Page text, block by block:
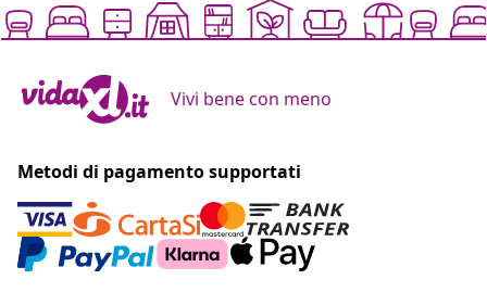
Vivi bene con meno
Metodi di pagamento supportati